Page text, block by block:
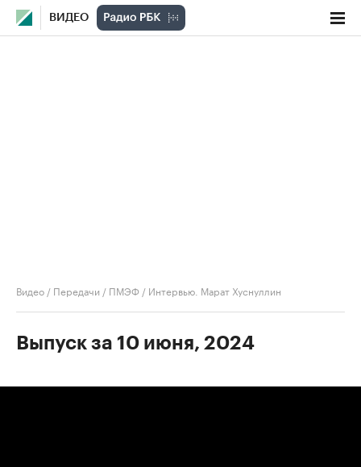
ВИДЕО
Видео / Передачи / ПМЭФ / Интервью. Марат Хуснуллин
Выпуск за 10 июня, 2024